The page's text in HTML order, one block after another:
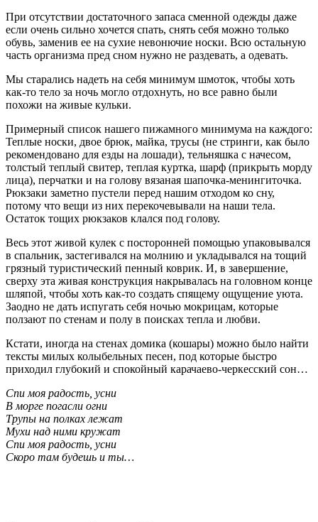
При отсутствии достаточного запаса сменной одежды даже
если очень сильно хочется спать, снять себя можно только
обувь, заменив ее на сухие невонючие носки. Всю остальную
часть организма пред сном нужно не раздевать, а одевать.
Мы старались надеть на себя минимум шмоток, чтобы хоть
как-то тело за ночь могло отдохнуть, но все равно были
похожи на живые кульки.
Примерный список нашего пижамного минимума на каждого:
Теплые носки, двое брюк, майка, трусы (не стринги, как было
рекомендовано для езды на лошади), тельняшка с начесом,
толстый теплый свитер, теплая куртка, шарф (прикрыть морду
лица), перчатки и на голову вязаная шапочка-менингиточка.
Рюкзаки заметно пустели перед нашим отходом ко сну,
потому что вещи из них перекочевывали на наши тела.
Остаток тощих рюкзаков клался под голову.
Весь этот живой кулек с посторонней помощью упаковывался
в спальник, застегивался на молнию и укладывался на тощий
грязный туристический пенный коврик. И, в завершение,
сверху эта живая конструкция накрывалась на головном конце
шляпой, чтобы хоть как-то создать спящему ощущение уюта.
Заодно не дать испугать себя ночью мокрицам, которые
ползают по стенам и полу в поисках тепла и любви.
Кстати, иногда на стенах домика (кошары) можно было найти
тексты милых колыбельных песен, под которые быстро
приходил глубокий и спокойный карачаево-черкесский сон…
Спи моя радость, усни
В морге погасли огни
Трупы на полках лежат
Мухи над ними кружат
Спи моя радость, усни
Скоро там будешь и ты…